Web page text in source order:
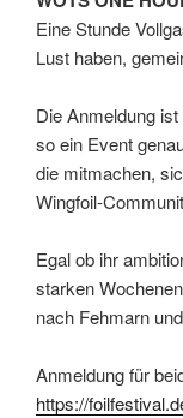
Eine Stunde
Lust haben,
Die Anmeldung
so ein Event
die mitmachen,
Wingfoil-
Egal ob ihr
starken
nach Fehmarn
Anmeldung für
https://